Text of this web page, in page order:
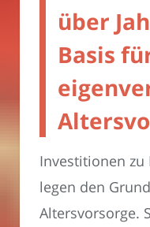
über
Basis
Investitionen zu
legen den
Altersvorsorge.